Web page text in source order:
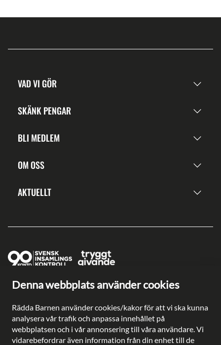
Denna webbplats använder cookies
Rädda Barnen använder cookies/kakor för att vi ska kunna
analysera vår trafik och anpassa innehållet på
webbplatsen och i vår annonsering till våra användare. Vi
vidarebefordrar även information från din enhet till de
VAD VI GÖR
SKÄNK PENGAR
BLI MEDLEM
OM OSS
AKTUELLT
Ge en gåva direkt
Plusgiro: 90 2003-3
Bankgiro: 902-0033
Säkra betalningar med